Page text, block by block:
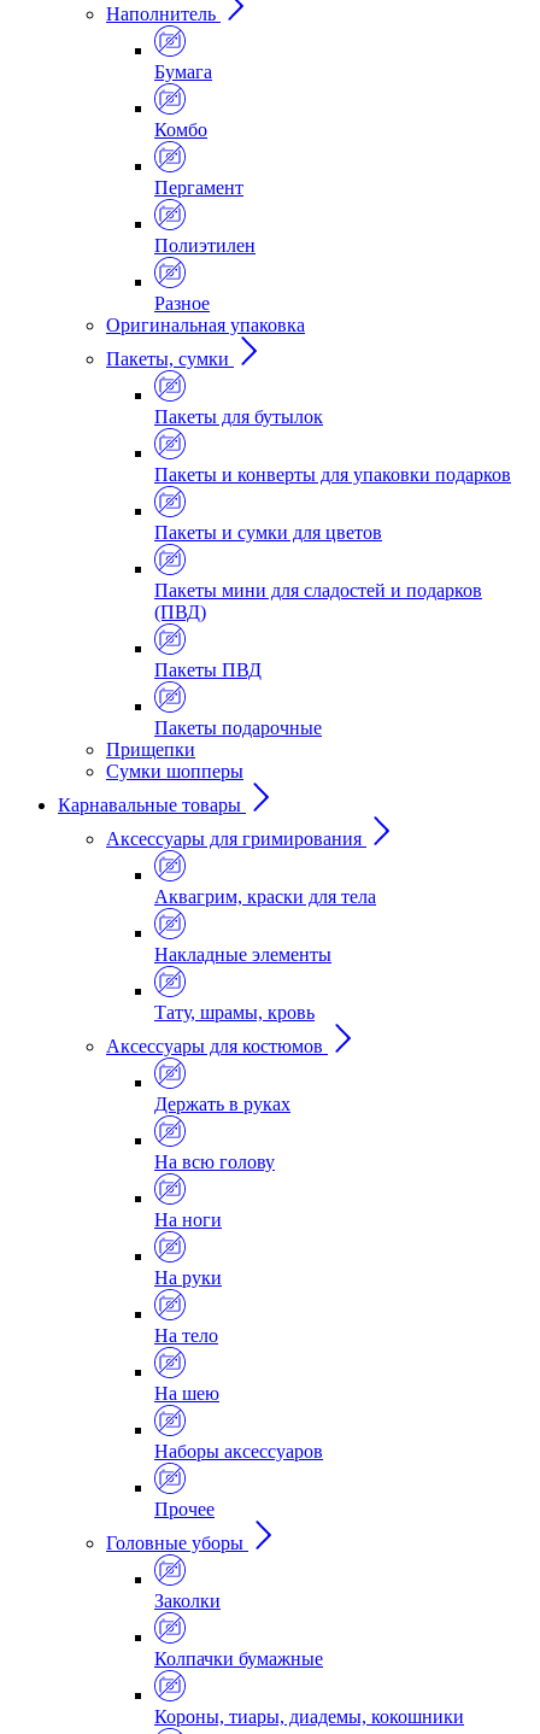
Наполнитель
Бумага
Комбо
Пергамент
Полиэтилен
Разное
Оригинальная упаковка
Пакеты, сумки
Пакеты для бутылок
Пакеты и конверты для упаковки подарков
Пакеты и сумки для цветов
Пакеты мини для сладостей и подарков
(ПВД)
Пакеты ПВД
Пакеты подарочные
Прищепки
Сумки шопперы
Карнавальные товары
Аксессуары для гримирования
Аквагрим, краски для тела
Накладные элементы
Тату, шрамы, кровь
Аксессуары для костюмов
Держать в руках
На всю голову
На ноги
На руки
На тело
На шею
Наборы аксессуаров
Прочее
Головные уборы
Заколки
Колпачки бумажные
Короны, тиары, диадемы, кокошники